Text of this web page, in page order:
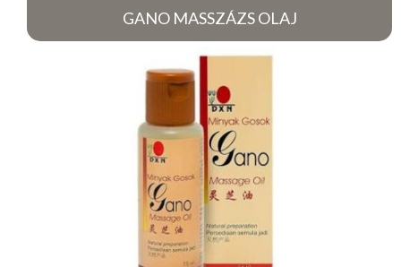
GANO MASSZÁZS OLAJ